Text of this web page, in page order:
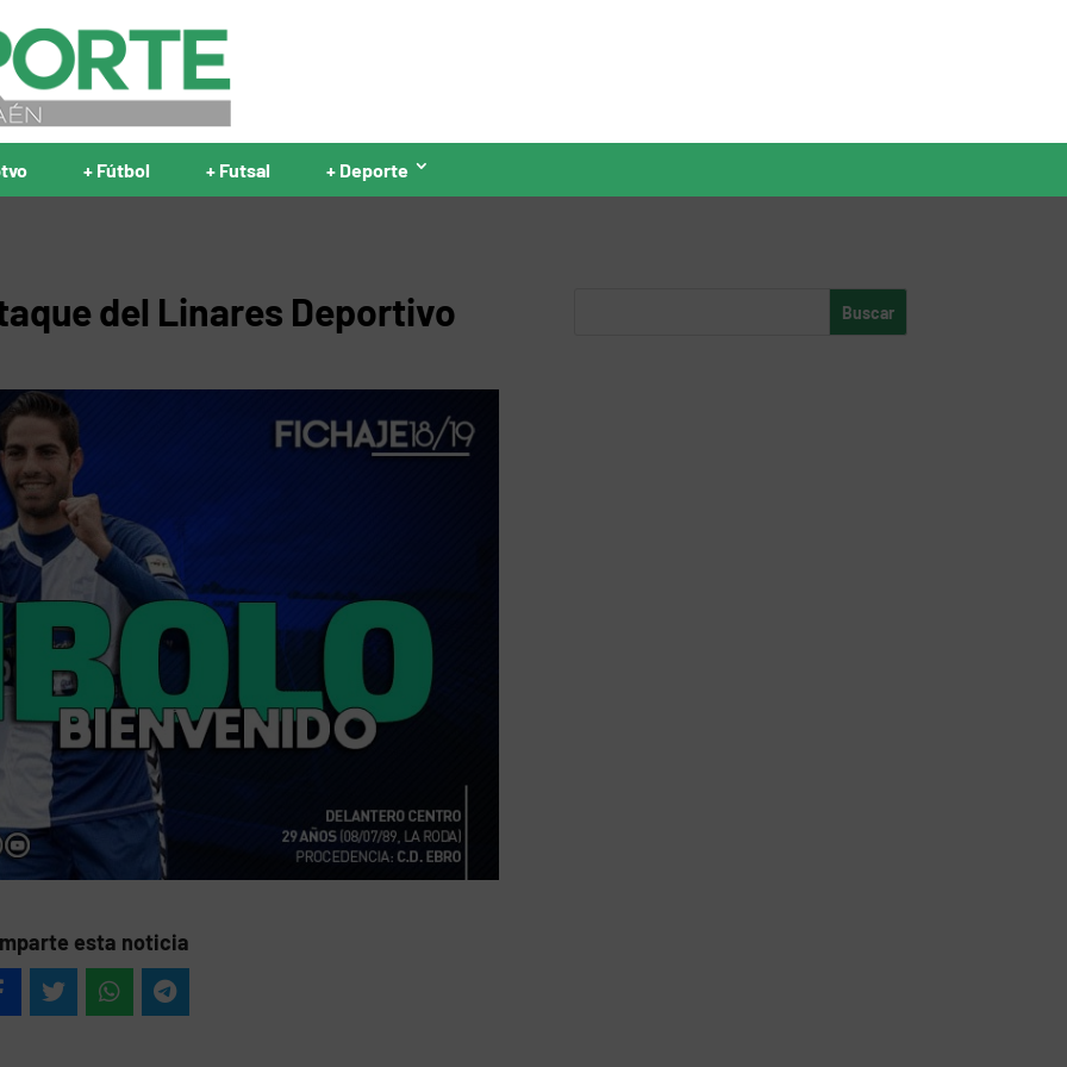
+ Fútbol + Futsal + Deporte
del Linares Deportivo
esta noticia